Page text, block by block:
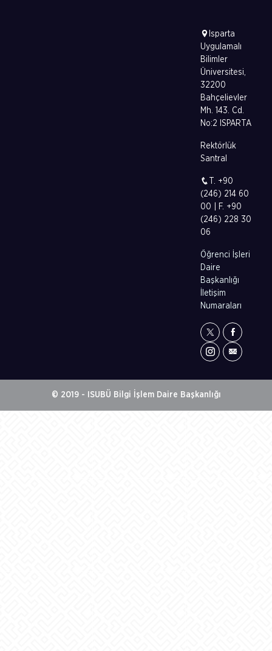
Isparta
Uygulamalı
Bilimler
Üniversitesi,
32200
Bahçelievler
Mh. 143. Cd.
No:2 ISPARTA
Rektörlük
Santral
T. +90
(246) 214 60
00 | F. +90
(246) 228 30
06
Öğrenci İşleri
Daire
Başkanlığı
İletişim
Numaraları
© 2019 - ISUBÜ Bilgi İşlem Daire Başkanlığı